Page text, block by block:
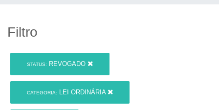
Filtro
STATUS: REVOGADO
CATEGORIA: LEI ORDINÁRIA